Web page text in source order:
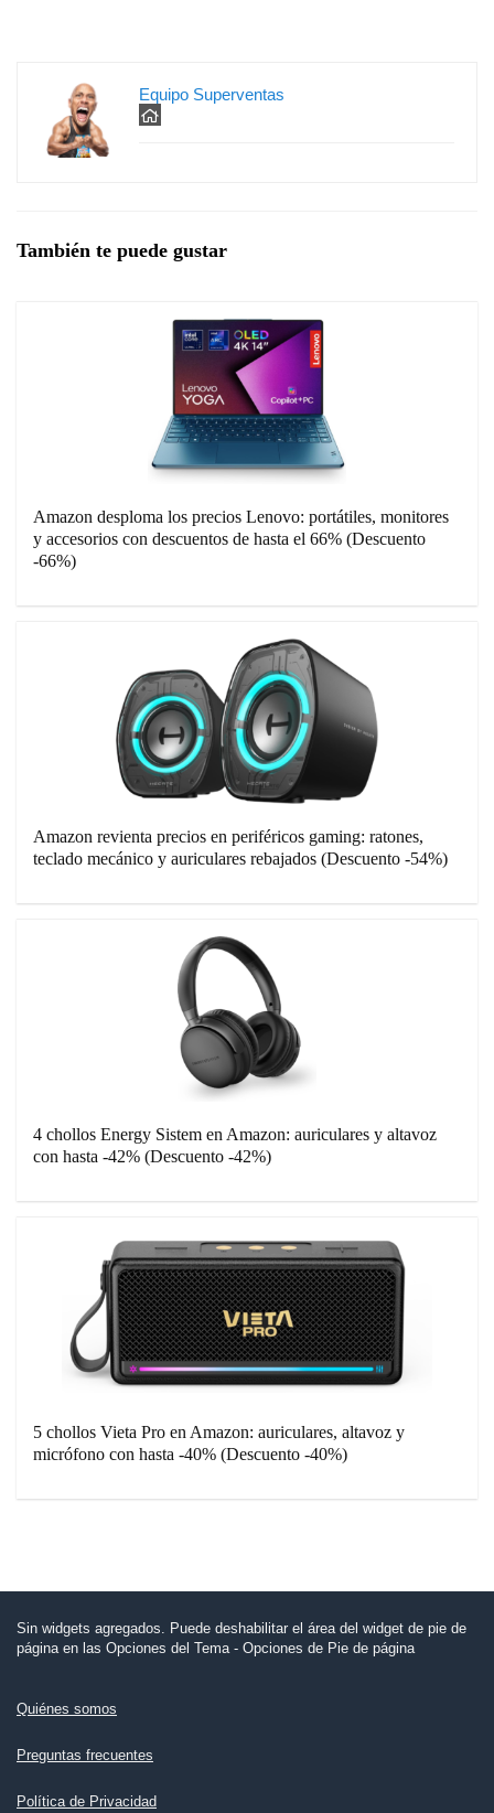
Equipo Superventas
También te puede gustar
Amazon desploma los precios Lenovo: portátiles, monitores
y accesorios con descuentos de hasta el 66% (Descuento
-66%)
Amazon revienta precios en periféricos gaming: ratones,
teclado mecánico y auriculares rebajados (Descuento -54%)
4 chollos Energy Sistem en Amazon: auriculares y altavoz
con hasta -42% (Descuento -42%)
5 chollos Vieta Pro en Amazon: auriculares, altavoz y
micrófono con hasta -40% (Descuento -40%)
Sin widgets agregados. Puede deshabilitar el área del widget de pie de
página en las Opciones del Tema - Opciones de Pie de página
Quiénes somos
Preguntas frecuentes
Política de Privacidad